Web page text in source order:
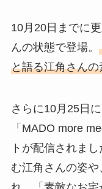
10月20日までに
んの状態で登場。
と語る江角さん
さらに10月25日
「MADO more
トが配信されま
む江角さんの姿